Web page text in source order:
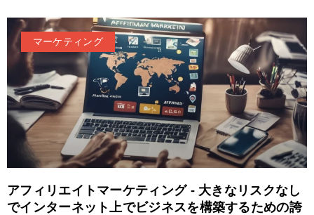
マーケティング
アフィリエイトマーケティング - 大きなリスクなし
でインターネット上でビジネスを構築するための誇